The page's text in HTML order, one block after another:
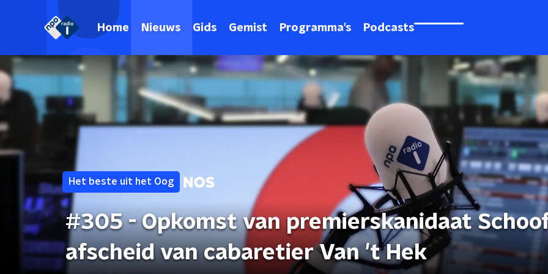
Home Nieuws Gids Gemist Programma's Podcasts
Het beste uit het Oog
#305 - Opkomst van premierskanidaat
afscheid van cabaretier Van 't Hek